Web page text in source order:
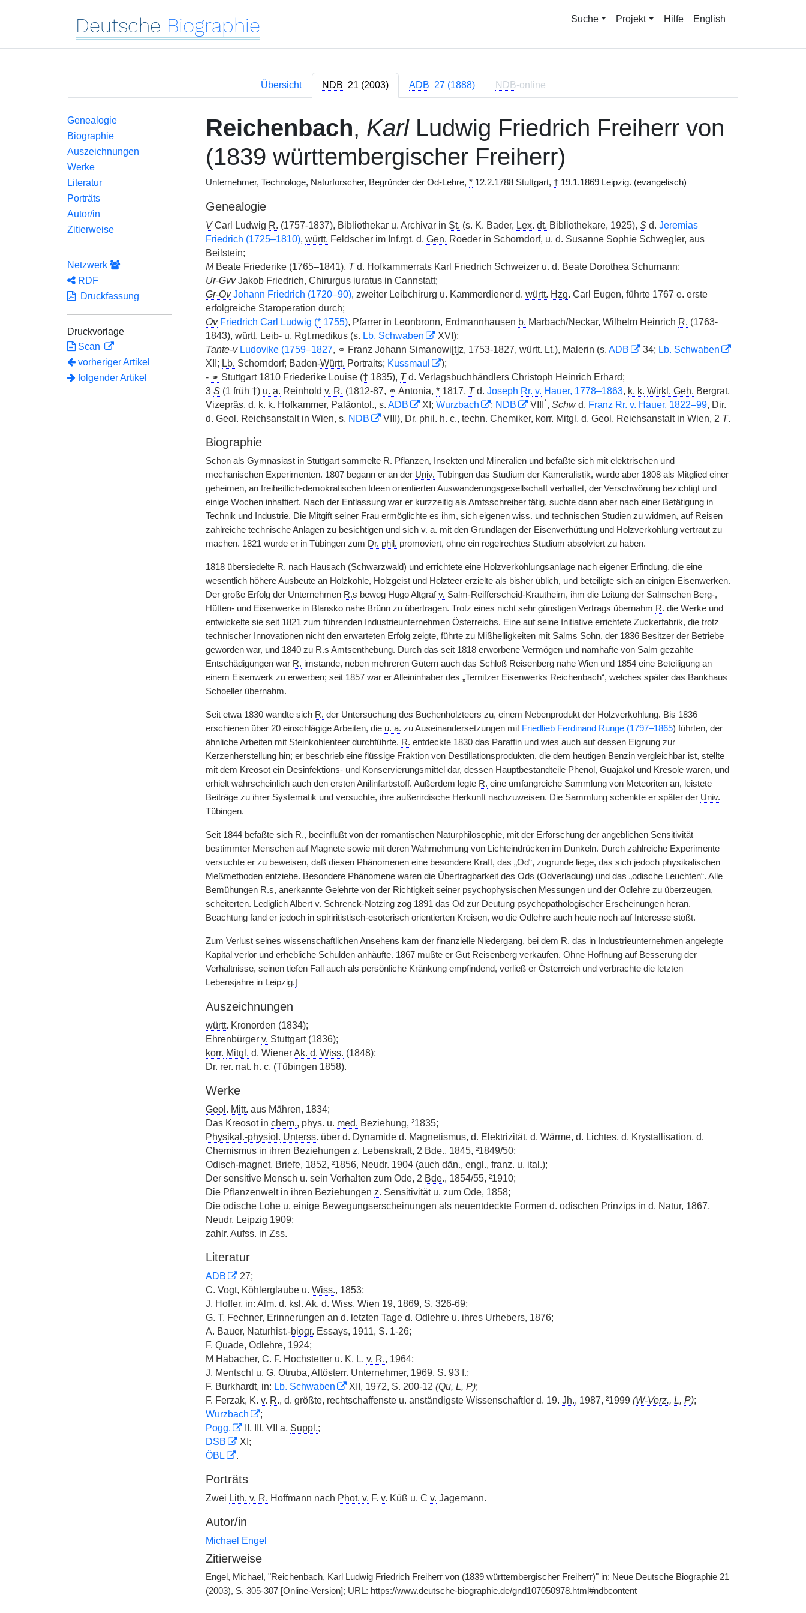
Deutsche Biographie Suche Projekt Hilfe English
Übersicht NDB 21 (2003) ADB 27 (1888) NDB-online
Genealogie
Biographie
Auszeichnungen
Werke
Literatur
Porträts
Autor/in
Zitierweise
Netzwerk
RDF
Druckfassung
Druckvorlage
Scan
vorheriger Artikel
folgender Artikel
Reichenbach, KarlLudwig Friedrich Freiherr von
(1839 württembergischer Freiherr)
Unternehmer, Technologe, Naturforscher, Begründer der Od-Lehre, *12.2.1788 Stuttgart, †19.1.1869 Leipzig. (evangelisch)
Genealogie
VCarl Ludwig R. (1757-1837), Bibliothekar u. Archivar in St. (s. K. Bader, Lex. dt. Bibliothekare, 1925), Sd. Jeremias
Friedrich (1725–1810), württ. Feldscher im Inf.rgt. d. Gen. Roeder in Schorndorf, u. d. Susanne Sophie Schwegler, aus
Beilstein;
MBeate Friederike (1765–1841), Td. Hofkammerrats Karl Friedrich Schweizer u. d. Beate Dorothea Schumann;
Ur-GvvJakob Friedrich, Chirurgus iuratus in Cannstatt;
Gr-Ov Johann Friedrich (1720–90), zweiter Leibchirurg u. Kammerdiener d. württ. Hzg. Carl Eugen, führte 1767 e. erste
erfolgreiche Staroperation durch;
Ov Friedrich Carl Ludwig (*1755), Pfarrer in Leonbronn, Erdmannhausen b. Marbach/Neckar, Wilhelm Heinrich R. (1763-
1843), württ. Leib- u. Rgt.medikus (s. Lb. Schwaben
XVI);
Tante-v Ludovike (1759–1827, ⚭ Franz Johann Simanowi[t]z, 1753-1827, württ. Lt.), Malerin (s. ADB 34; Lb. Schwaben
XII; Lb. Schorndorf; Baden-Württ. Portraits; Kussmaul
);
- ⚭ Stuttgart 1810 Friederike Louise († 1835), Td. Verlagsbuchhändlers Christoph Heinrich Erhard;
3 S(1 früh †) u. a. Reinhold v. R. (1812-87, ⚭ Antonia, *1817, Td. Joseph Rr. v. Hauer, 1778–1863, k. k. Wirkl. Geh. Bergrat,
Vizepräs. d. k. k. Hofkammer, Paläontol., s. ADB XI; Wurzbach ; NDB VIII *, Schwd. Franz Rr. v. Hauer, 1822–99, Dir.
d. Geol. Reichsanstalt in Wien, s. NDB VIII), Dr. phil. h. c., techn. Chemiker, korr. Mitgl. d. Geol. Reichsanstalt in Wien, 2 T.
Biographie
Schon als Gymnasiast in Stuttgart sammelte R. Pflanzen, Insekten und Mineralien und befaßte sich mit elektrischen und
mechanischen Experimenten. 1807 begann er an der Univ. Tübingen das Studium der Kameralistik, wurde aber 1808 als Mitglied einer
geheimen, an freiheitlich-demokratischen Ideen orientierten Auswanderungsgesellschaft verhaftet, der Verschwörung bezichtigt und
einige Wochen inhaftiert. Nach der Entlassung war er kurzzeitig als Amtsschreiber tätig, suchte dann aber nach einer Betätigung in
Technik und Industrie. Die Mitgift seiner Frau ermöglichte es ihm, sich eigenen wiss. und technischen Studien zu widmen, auf Reisen
zahlreiche technische Anlagen zu besichtigen und sich v. a. mit den Grundlagen der Eisenverhüttung und Holzverkohlung vertraut zu
machen. 1821 wurde er in Tübingen zum Dr. phil. promoviert, ohne ein regelrechtes Studium absolviert zu haben.
1818 übersiedelte R. nach Hausach (Schwarzwald) und errichtete eine Holzverkohlungsanlage nach eigener Erfindung, die eine
wesentlich höhere Ausbeute an Holzkohle, Holzgeist und Holzteer erzielte als bisher üblich, und beteiligte sich an einigen Eisenwerken.
Der große Erfolg der Unternehmen R.s bewog Hugo Altgrafv. Salm-Reifferscheid-Krautheim, ihm die Leitung der Salmschen Berg-,
Hütten- und Eisenwerke in Blansko nahe Brünn zu übertragen. Trotz eines nicht sehr günstigen Vertrags übernahm R. die Werke und
entwickelte sie seit 1821 zum führenden Industrieunternehmen Österreichs. Eine auf seine Initiative errichtete Zuckerfabrik, die trotz
technischer Innovationen nicht den erwarteten Erfolg zeigte, führte zu Mißhelligkeiten mit Salms Sohn, der 1836 Besitzer der Betriebe
geworden war, und 1840 zu R.s Amtsenthebung. Durch das seit 1818 erworbene Vermögen und namhafte von Salm gezahlte
Entschädigungen war R. imstande, neben mehreren Gütern auch das Schloß Reisenberg nahe Wien und 1854 eine Beteiligung an
einem Eisenwerk zu erwerben; seit 1857 war er Alleininhaber des „Ternitzer Eisenwerks Reichenbach“, welches später das Bankhaus
Schoeller übernahm.
Seit etwa 1830 wandte sich R. der Untersuchung des Buchenholzteers zu, einem Nebenprodukt der Holzverkohlung. Bis 1836
erschienen über 20 einschlägige Arbeiten, die u. a. zu Auseinandersetzungen mit Friedlieb Ferdinand Runge (1797–1865) führten, der
ähnliche Arbeiten mit Steinkohlenteer durchführte. R. entdeckte 1830 das Paraffin und wies auch auf dessen Eignung zur
Kerzenherstellung hin; er beschrieb eine flüssige Fraktion von Destillationsprodukten, die dem heutigen Benzin vergleichbar ist, stellte
mit dem Kreosot ein Desinfektions- und Konservierungsmittel dar, dessen Hauptbestandteile Phenol, Guajakol und Kresole waren, und
erhielt wahrscheinlich auch den ersten Anilinfarbstoff. Außerdem legte R. eine umfangreiche Sammlung von Meteoriten an, leistete
Beiträge zu ihrer Systematik und versuchte, ihre außerirdische Herkunft nachzuweisen. Die Sammlung schenkte er später der Univ.
Tübingen.
Seit 1844 befaßte sich R., beeinflußt von der romantischen Naturphilosophie, mit der Erforschung der angeblichen Sensitivität
bestimmter Menschen auf Magnete sowie mit deren Wahrnehmung von Lichteindrücken im Dunkeln. Durch zahlreiche Experimente
versuchte er zu beweisen, daß diesen Phänomenen eine besondere Kraft, das „Od“, zugrunde liege, das sich jedoch physikalischen
Meßmethoden entziehe. Besondere Phänomene waren die Übertragbarkeit des Ods (Odverladung) und das „odische Leuchten“. Alle
Bemühungen R.s, anerkannte Gelehrte von der Richtigkeit seiner psychophysischen Messungen und der Odlehre zu überzeugen,
scheiterten. Lediglich Albert v. Schrenck-Notzing zog 1891 das Od zur Deutung psychopathologischer Erscheinungen heran.
Beachtung fand er jedoch in spiriritistisch-esoterisch orientierten Kreisen, wo die Odlehre auch heute noch auf Interesse stößt.
Zum Verlust seines wissenschaftlichen Ansehens kam der finanzielle Niedergang, bei dem R. das in Industrieunternehmen angelegte
Kapital verlor und erhebliche Schulden anhäufte. 1867 mußte er Gut Reisenberg verkaufen. Ohne Hoffnung auf Besserung der
Verhältnisse, seinen tiefen Fall auch als persönliche Kränkung empfindend, verließ er Österreich und verbrachte die letzten
Lebensjahre in Leipzig.
Auszeichnungen
württ. Kronorden (1834);
Ehrenbürger v. Stuttgart (1836);
korr. Mitgl. d. WienerAk. d. Wiss. (1848);
Dr. rer. nat. h. c. (Tübingen 1858).
Werke
Geol. Mitt. aus Mähren, 1834;
Das Kreosot in chem., phys. u. med. Beziehung, ²1835;
Physikal.-physiol. Unterss. über d. Dynamide d. Magnetismus, d. Elektrizität, d. Wärme, d. Lichtes, d. Krystallisation, d.
Chemismus in ihren Beziehungen z. Lebenskraft, 2 Bde., 1845, ²1849/50;
Odisch-magnet. Briefe, 1852, ²1856, Neudr. 1904 (auch dän., engl., franz. u. ital.);
Der sensitive Mensch u. sein Verhalten zum Ode, 2 Bde., 1854/55, ²1910;
Die Pflanzenwelt in ihren Beziehungen z. Sensitivität u. zum Ode, 1858;
Die odische Lohe u. einige Bewegungserscheinungen als neuentdeckte Formen d. odischen Prinzips in d. Natur, 1867,
Neudr. Leipzig 1909;
zahlr. Aufss. in Zss.
Literatur
ADB
27;
C. Vogt, Köhlerglaube u. Wiss., 1853;
J. Hoffer, in: Alm. d. ksl. Ak. d. Wiss. Wien 19, 1869, S. 326-69;
G. T. Fechner, Erinnerungen an d. letzten Tage d. Odlehre u. ihres Urhebers, 1876;
A. Bauer, Naturhist.-biogr. Essays, 1911, S. 1-26;
F. Quade, Odlehre, 1924;
M Habacher, C. F. Hochstetter u. K. L. v. R., 1964;
J. Mentschl u. G. Otruba, Altösterr. Unternehmer, 1969, S. 93 f.;
F. Burkhardt, in: Lb. Schwaben XII, 1972, S. 200-12 (Qu, L, P);
F. Ferzak, K. v. R., d. größte, rechtschaffenste u. anständigste Wissenschaftler d. 19. Jh., 1987, ²1999 (W-Verz., L, P);
Wurzbach
;
Pogg.
II, III, VII a, Suppl.;
DSB
XI;
ÖBL
.
Porträts
Zwei Lith. v. R. Hoffmann nach Phot. v. F. v. Küß u. C v. Jagemann.
Autor/in
Michael Engel
Zitierweise
Engel, Michael, "Reichenbach, Karl Ludwig Friedrich Freiherr von (1839 württembergischer Freiherr)" in: Neue Deutsche Biographie 21
(2003), S. 305-307 [Online-Version]; URL: https://www.deutsche-biographie.de/gnd107050978.html#ndbcontent